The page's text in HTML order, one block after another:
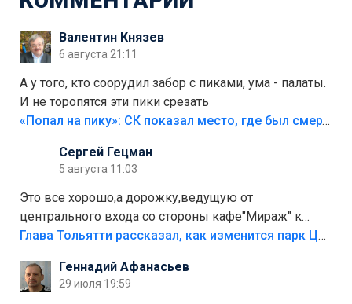
Валентин Князев
6 августа 21:11
А у того, кто соорудил забор с пиками, ума - палаты.
И не торопятся эти пики срезать
«Попал на пику»: СК показал место, где был смертельно травмирован ребенок в Тольятти
Сергей Гецман
5 августа 11:03
Это все хорошо,а дорожку,ведущую от
центрального входа со стороны кафе"Мираж" к
аттракционам слабо доделать?А то бордюры
лежала в парке и испортилась.Да еще,видимо,часть
украли.
Глава Тольятти рассказал, как изменится парк Центрального района
Геннадий Афанасьев
29 июля 19:59